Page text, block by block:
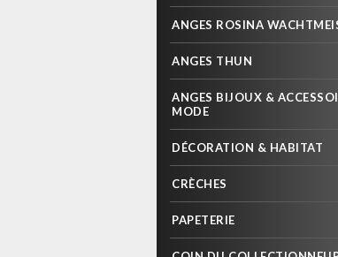
ANGES ROSINA
ANGES THUN
ANGES BIJOUX &
MODE
DÉCORATION & HABITAT
CRÈCHES
PAPETERIE